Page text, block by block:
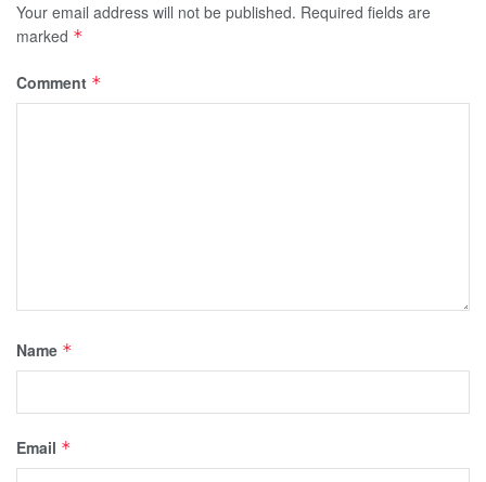
Your email address will not be published. Required fields are
marked *
Comment *
Name *
Email *